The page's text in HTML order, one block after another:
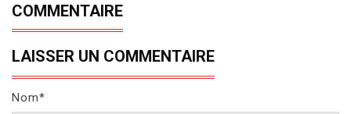
COMMENTAIRE
LAISSER UN COMMENTAIRE
Nom*